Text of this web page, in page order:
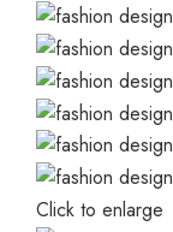
Click to enlarge